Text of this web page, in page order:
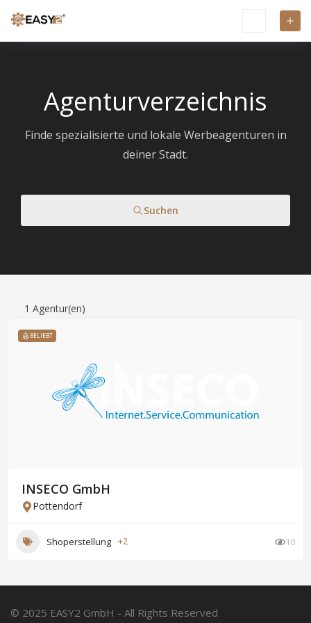
Agenturverzeichnis
Finde spezialisierte und lokale Werbeagenturen in
deiner Stadt.
Suchen
1 Agentur(en)
BELIEBT
INSECO GmbH
Pottendorf
Shoperstellung +2 10
© 2025 EASY2 GmbH - All Rights Reserved